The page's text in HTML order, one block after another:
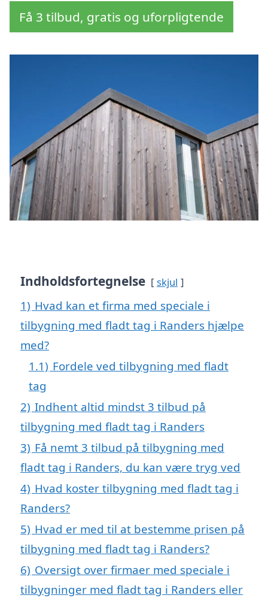
Få 3 tilbud, gratis og uforpligtende
Indholdsfortegnelse skjul
1) Hvad kan et firma med speciale i
tilbygning med fladt tag i Randers hjælpe
med?
1.1) Fordele ved tilbygning med fladt
tag
2) Indhent altid mindst 3 tilbud på
tilbygning med fladt tag i Randers
3) Få nemt 3 tilbud på tilbygning med
fladt tag i Randers, du kan være tryg ved
4) Hvad koster tilbygning med fladt tag i
Randers?
5) Hvad er med til at bestemme prisen på
tilbygning med fladt tag i Randers?
6) Oversigt over firmaer med speciale i
tilbygninger med fladt tag i Randers eller